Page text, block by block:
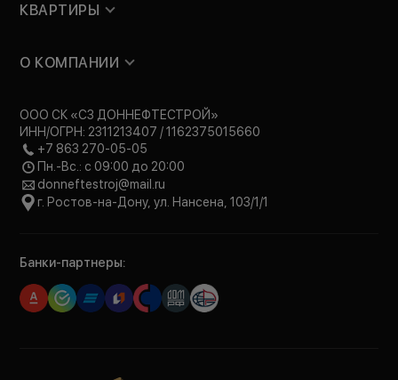
КВАРТИРЫ
О КОМПАНИИ
ООО СК «СЗ ДОННЕФТЕСТРОЙ»
ИНН/ОГРН: 2311213407 / 1162375015660
+7 863 270-05-05
Пн.-Вс.: с 09:00 до 20:00
donneftestroj@mail.ru
г. Ростов-на-Дону, ул. Нансена, 103/1/1
Банки-партнеры: